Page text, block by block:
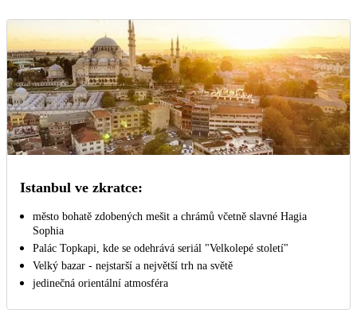
Istanbul ve zkratce:
město bohatě zdobených mešit a chrámů včetně slavné Hagia
Sophia
Palác Topkapi, kde se odehrává seriál "Velkolepé století"
Velký bazar - nejstarší a největší trh na světě
jedinečná orientální atmosféra